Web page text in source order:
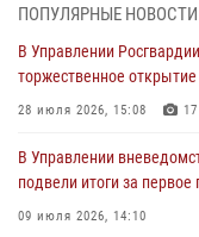
предоставлении госуслуг
Росгвардейцы
Дня ВДВ
В Орле росгвардейцы
участке
ПОПУЛЯРНЫЕ НОВОСТИ
В Управлении
торжественное
28 июля 2026, 15:08 17
В Управлении
подвели итоги за первое
09 июля 2026, 14:10